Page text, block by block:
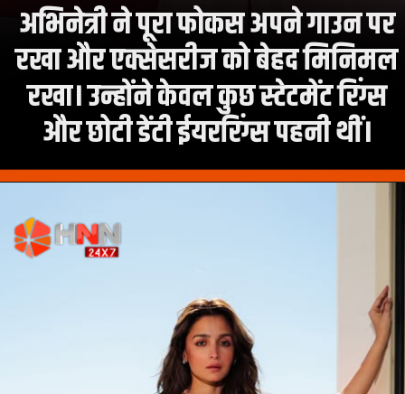
अभिनेत्री ने पूरा फोकस अपने गाउन पर
रखा और एक्सेसरीज को बेहद मिनिमल
रखा। उन्होंने केवल कुछ स्टेटमेंट रिंग्स